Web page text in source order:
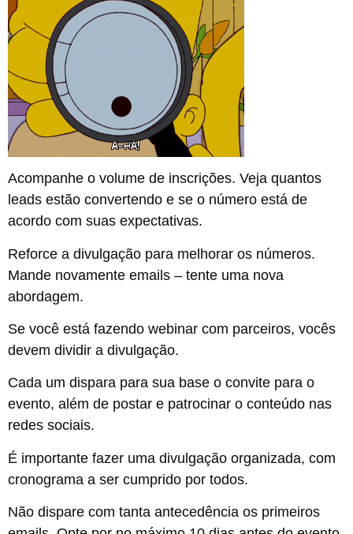
Acompanhe o volume de inscrições. Veja quantos
leads estão convertendo e se o número está de
acordo com suas expectativas.
Reforce a divulgação para melhorar os números.
Mande novamente emails – tente uma nova
abordagem.
Se você está fazendo webinar com parceiros, vocês
devem dividir a divulgação.
Cada um dispara para sua base o convite para o
evento, além de postar e patrocinar o conteúdo nas
redes sociais.
É importante fazer uma divulgação organizada, com
cronograma a ser cumprido por todos.
Não dispare com tanta antecedência os primeiros